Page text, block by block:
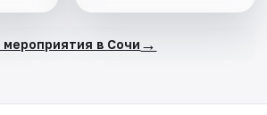
мероприятия в Сочи →